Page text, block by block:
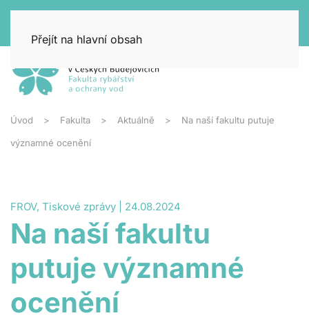
Přejít na hlavní obsah
Úvod Fakulta Aktuálně Na naší fakultu putuje
významné ocenění
FROV, Tiskové zprávy | 24.08.2024
Na naší fakultu
putuje významné
ocenění